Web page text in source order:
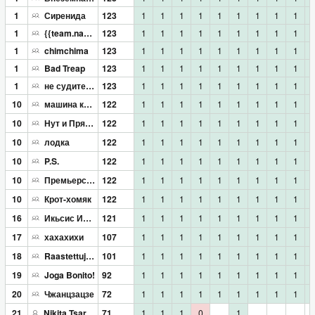
1 Сиренида 123 1 1 1 1 1 1 1 1 1
1 {{team.name}} 123 1 1 1 1 1 1 1 1 1
1 chimchima 123 1 1 1 1 1 1 1 1 1
1 Bad Treap 123 1 1 1 1 1 1 1 1 1
1 не судите строго, это мой первый раз 123 1 1 1 1 1 1 1 1 1
10 машина капитализма 122 1 1 1 1 1 1 1 1 1
10 Нут и Пряник 122 1 1 1 1 1 1 1 1 1
10 лодка 122 1 1 1 1 1 1 1 1 1
10 P.S. 122 1 1 1 1 1 1 1 1 1
10 Премьерсинистер 122 1 1 1 1 1 1 1 1 1
10 Крот-хомяк 122 1 1 1 1 1 1 1 1 1
16 Икьсис Икьсисам 121 1 1 1 1 1 1 1 1 1
17 хахахихи 107 1 1 1 1 1 1 1 1 1
18 Raastettuja vihanneksia 101 1 1 1 1 1 1 1 1 1
19 Joga Bonito! 92 1 1 1 1 1 1 1 1 1
20 Чжанцзацзе 72 1 1 1 1 1 1 1 1 1
1 1 1 0 1